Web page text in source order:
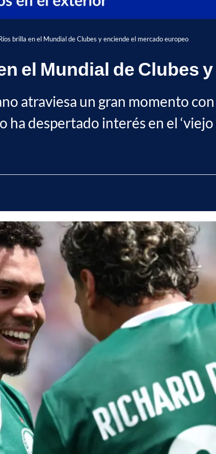
brilla en el Mundial de Clubes y enciende el mercado europeo
el Mundial de Clubes
atraviesa un gran momento
despertado interés en el ‘viejo